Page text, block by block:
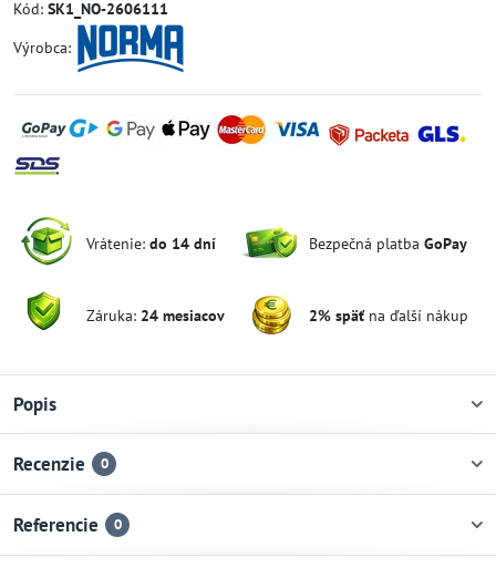
Kód: SK1_NO-2606111
Výrobca:
Vrátenie: do 14 dní Bezpečná platba GoPay
Záruka: 24 mesiacov 2% späťna ďalší nákup
Popis
Recenzie 0
Referencie 0